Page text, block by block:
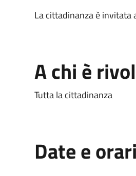
La cittadinanza è invitata
A chi è
Tutta la cittadinanza
Date e orari